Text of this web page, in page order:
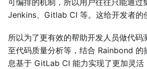
可编排的机制，所以用户往往只能通过
Jenkins、Gitlab CI 等。这给开发者的
所以为了更有效的帮助开发人员做代码
至代码质量分析等，结合 Rainbond 的
息基于 GitLab CI 能力实现了更加灵活